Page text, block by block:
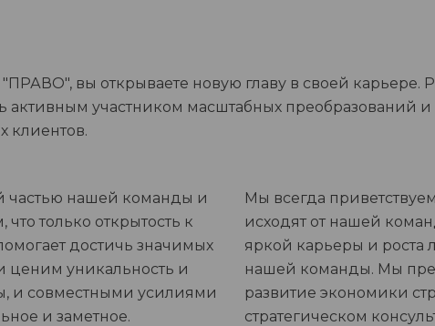
вы открываете новую главу в своей карьере.
активным участником масштабных преобразований
клиентов.
частью нашей команды и
только открытость к
достичь значимых
ценим уникальность и
и совместными усилиями
и заметное.
Мы всегда
исходят от нашей
яркой карьеры и роста
нашей команды. Мы
развитие экономики
стратегическом